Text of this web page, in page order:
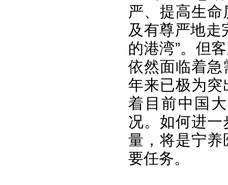
严、提高生
及有尊严地走
的港湾”。但
依然面临着
年来已极为
着目前中国
况。如何进
量，将是宁
要任务。